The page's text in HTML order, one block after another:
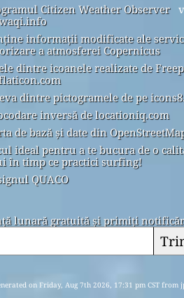
Citizen Weather Observer
informații modificate ale
a atmosferei Copernicus
dintre icoanele realizate de
dintre pictogramele de pe
inversă de locationiq.com
de bază și date din
ideal pentru a te bucura de o
în timp ce practici surfing!
QUACO
lunară gratuită și primiți
on Friday, Aug 7th 2026, 17:31 pm CST from